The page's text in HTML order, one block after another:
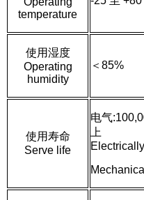
temperature
使用湿度
Operating
humidity
＜85%
使用寿命
Serve life
电气
上